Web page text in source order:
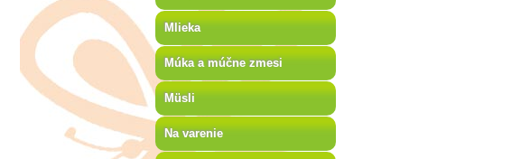
Mlieka
Múka a múčne zmesi
Müsli
Na varenie